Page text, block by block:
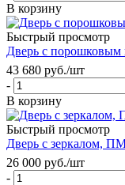
В корзину
Быстрый просмотр
Дверь с
43 680 руб./шт
-
В корзину
Быстрый просмотр
Дверь с зеркалом,
26 000 руб./шт
-